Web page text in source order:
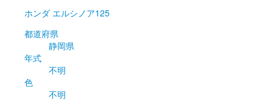
ホンダ エルシノア125
都道府県
静岡県
年式
不明
色
不明